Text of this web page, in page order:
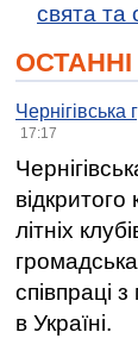
свята та
17:17
літніх
співпраці
в Україні.